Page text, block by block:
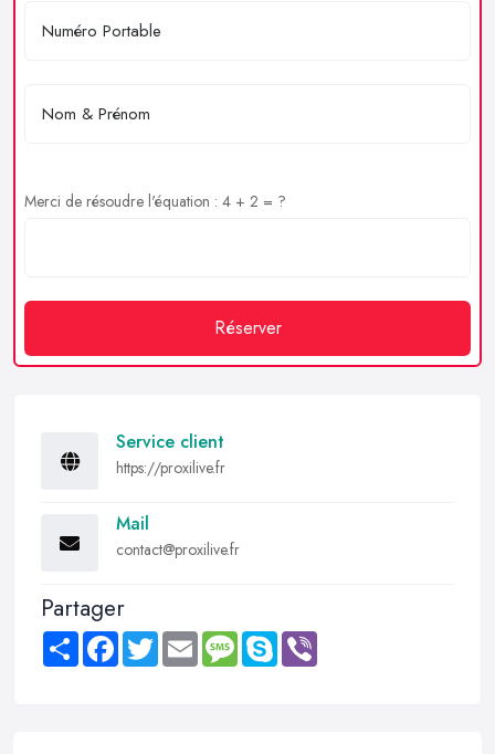
Merci de résoudre l'équation : 4 + 2 = ?
Réserver
Service client
https://proxilive.fr
Mail
contact@proxilive.fr
Partager
Share FacebookTwitter Email MessageSkype